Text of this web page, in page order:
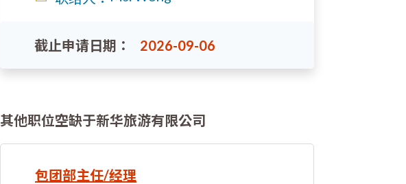
截止申请日期： 2026-09-06
其他职位空缺于新华旅游有限公司
包团部主任/经理